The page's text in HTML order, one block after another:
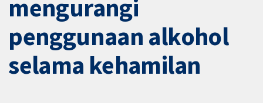
mengurangi
penggunaan alkohol
selama kehamilan